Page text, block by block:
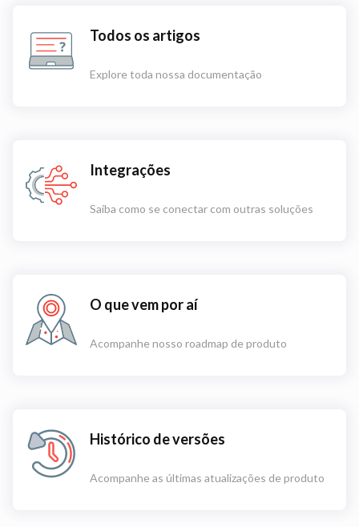
Todos os artigos
Explore toda nossa documentação
Integrações
Saiba como se conectar com outras soluções
O que vem por aí
Acompanhe nosso roadmap de produto
Histórico de versões
Acompanhe as últimas atualizações de produto